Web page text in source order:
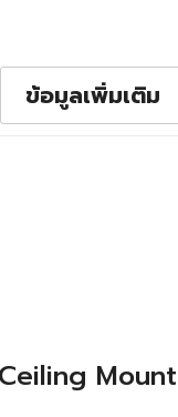
ข้อมูลเพิ่มเติม